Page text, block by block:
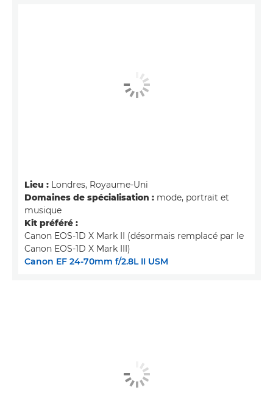
Lieu : Londres, Royaume-Uni
Domaines de spécialisation : mode, portrait et
musique
Kit préféré :
Canon EOS-1D X Mark II (désormais remplacé par le
Canon EOS-1D X Mark III)
Canon EF 24-70mm f/2.8L II USM